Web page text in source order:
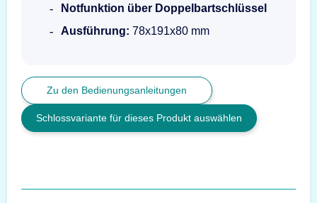
Notfunktion über Doppelbartschlüssel
Ausführung: 78x191x80 mm
Zu den Bedienungsanleitungen
Schlossvariante für dieses Produkt auswählen